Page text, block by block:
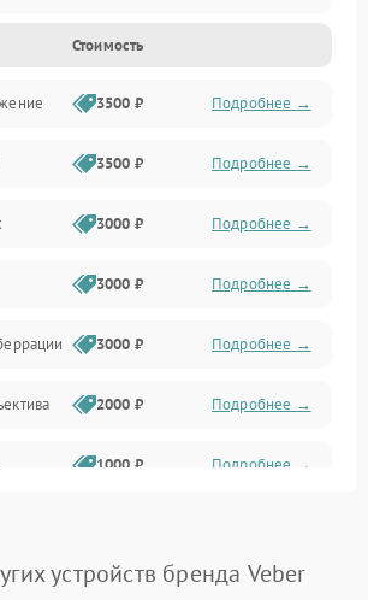
Стоимость
3500 ₽ Подробнее →
3500 ₽ Подробнее →
3000 ₽ Подробнее →
3000 ₽ Подробнее →
3000 ₽ Подробнее →
2000 ₽ Подробнее →
1000 ₽ Подробнее →
устройств бренда Veber